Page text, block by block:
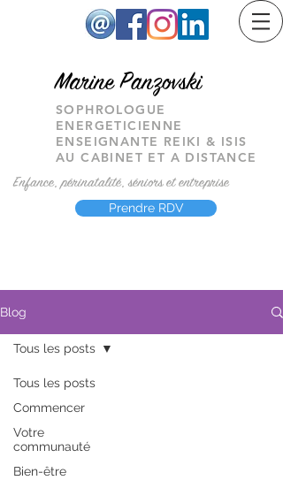
Marine Panzovski
SOPHROLOGUE
ENERGETICIENNE
ENSEIGNANTE REIKI & ISIS
AU CABINET ET A DISTANCE
Enfance, périnatalité, séniors et entreprise
Prendre RDV
Blog
Tous les posts
Commencer
Votre
communauté
Bien-être
Tous les posts